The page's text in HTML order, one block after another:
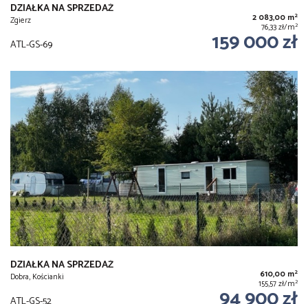
DZIAŁKA NA SPRZEDAŻ
Zgierz 2 083,00 m2
76,33 zł/m2
ATL-GS-69 159 000 zł
DZIAŁKA NA SPRZEDAŻ
Dobra, Kościanki 610,00 m2
155,57 zł/m2